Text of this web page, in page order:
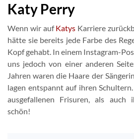
Katy Perry
Wenn wir aufKatys Karriere
hätte sie bereits jede Farbe des
Kopf gehabt. In einem Instagram-
uns jedoch von einer anderen
Jahren waren die Haare der
lagen entspannt auf ihren
ausgefallenen Frisuren, als auch
schön!